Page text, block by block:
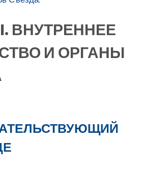
ВНУТРЕННЕЕ
И ОРГАНЫ